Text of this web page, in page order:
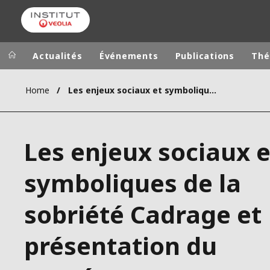
Groupe Veolia
CAMPUS
INSTITUT
AMÉRIQUE
Actualités Événements Publications
Home Les enjeux sociaux et symboliques de la sobriété Cadrage et présentation du numéro
Les enjeux sociaux
symboliques de la
sobriété Cadrage et
présentation du